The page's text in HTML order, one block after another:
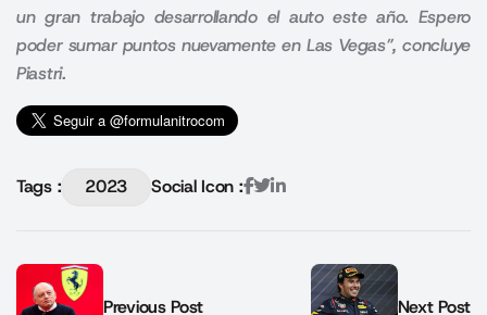
un gran trabajo desarrollando el auto este año. Espero
poder sumar puntos nuevamente en Las Vegas”, concluye
Piastri.
Tags : 2023 Social Icon :
Previous Post Next Post